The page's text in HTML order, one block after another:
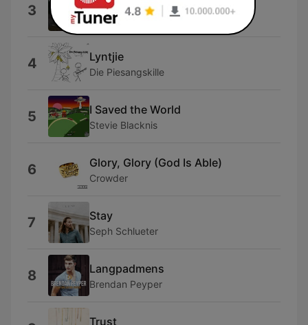
3 Tekkies Brand
Irene-Louise Van Wyk
4 Lyntjie
Die Piesangskille
5 I Saved the World
Stevie Blacknis
6 Glory, Glory (God Is Able)
Crowder
7 Stay
Seph Schlueter
8 Langpadmens
Brendan Peyper
Trust